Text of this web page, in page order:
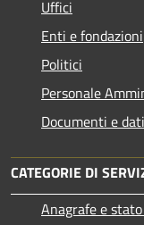
Uffici
Enti e fondazioni
Politici
Personale
Documenti e dati
CATEGORIE DI
Anagrafe e